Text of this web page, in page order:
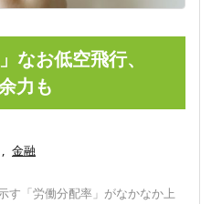
なお低空飛行、
力も
, 金融
す「労働分配率」がなかなか上